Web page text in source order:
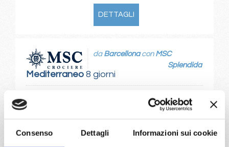
Consenso Dettagli Informazioni sui cookie
DETTAGLI
Mediterraneo8 giorni
da Barcellonacon MSC
Splendida
Barcellona
03/10/2026
10/10/2026